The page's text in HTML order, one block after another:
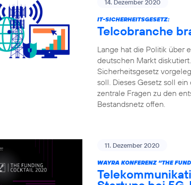
14. Dezember 2020
IT-SICHERHEITSGESETZ:
Telcobranche
Lange hat die Politik über
deutschen Markt
Sicherheitsgesetz
soll. Dieses Gesetz soll
zentrale Fragen zu den
Bestandsnetz offen.
11. Dezember 2020
WAYRA KONFERENZ “THE